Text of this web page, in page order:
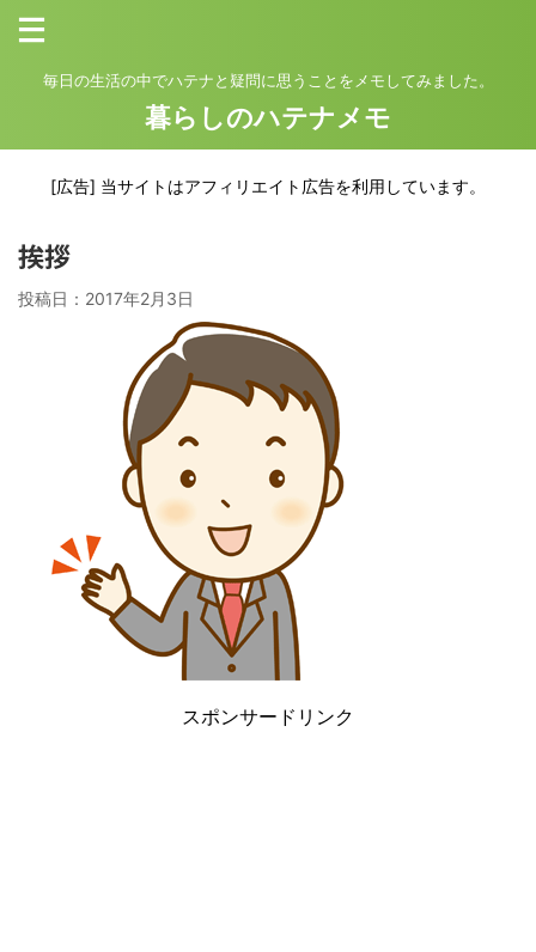
毎日の生活の中でハテナと疑問に思うことをメモしてみました。
暮らしのハテナメモ
[広告] 当サイトはアフィリエイト広告を利用しています。
挨拶
投稿日： 2017年2月3日
スポンサードリンク